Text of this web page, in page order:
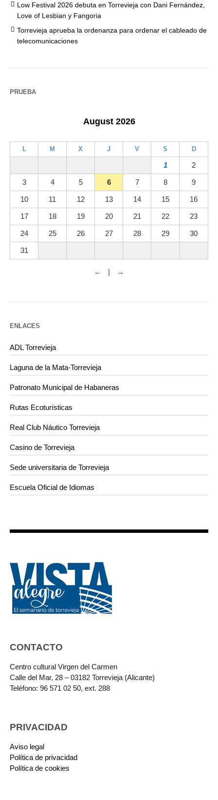
Low Festival 2026 debuta en Torrevieja con Dani Fernández,
Love of Lesbian y Fangoria
Torrevieja aprueba la ordenanza para ordenar el cableado de
telecomunicaciones
PRUEBA
August 2026
L M X J V S D
1 2
3 4 5 6 7 8 9
10 11 12 13 14 15 16
17 18 19 20 21 22 23
24 25 26 27 28 29 30
31
← | →
ENLACES
ADL Torrevieja
Laguna de la Mata-Torrevieja
Patronato Municipal de Habaneras
Rutas Ecoturísticas
Real Club Náutico Torrevieja
Casino de Torrevieja
Sede universitaria de Torrevieja
Escuela Oficial de Idiomas
CONTACTO
Centro cultural Virgen del Carmen
Calle del Mar, 28 – 03182 Torrevieja (Alicante)
Teléfono: 96 571 02 50, ext. 288
PRIVACIDAD
Aviso legal
Política de privacidad
Política de cookies